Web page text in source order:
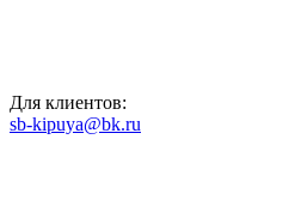
Для клиентов:
sb-kipuya@bk.ru